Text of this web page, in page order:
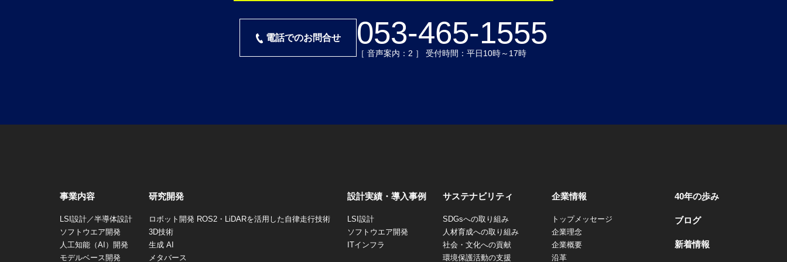
電話でのお問合せ 053-465-1555
［ 音声案内：2 ］ 受付時間：平日10時～17時
事業内容
LSI設計／半導体設計
ソフトウエア開発
人工知能（AI）開発
モデルベース開発
研究開発
ロボット開発 ROS2・LiDARを活用した自律走行技術
3D技術
生成 AI
メタバース
設計実績・導入事例
LSI設計
ソフトウエア開発
ITインフラ
サステナビリティ
SDGsへの取り組み
人材育成への取り組み
社会・文化への貢献
環境保護活動の支援
企業情報
トップメッセージ
企業理念
企業概要
沿革
40年の歩み
ブログ
新着情報